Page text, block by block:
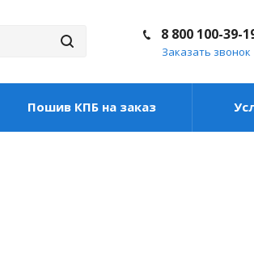
8 800 100-39-
Заказать звонок
Пошив КПБ на заказ